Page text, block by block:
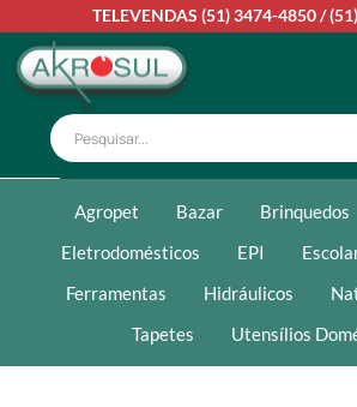
TELEVENDAS (51) 3474-4850/
Agropet Bazar Brinquedos
Eletrodomésticos
EPI
Ferramentas
Hidráulicos
Tapetes
Utensílios